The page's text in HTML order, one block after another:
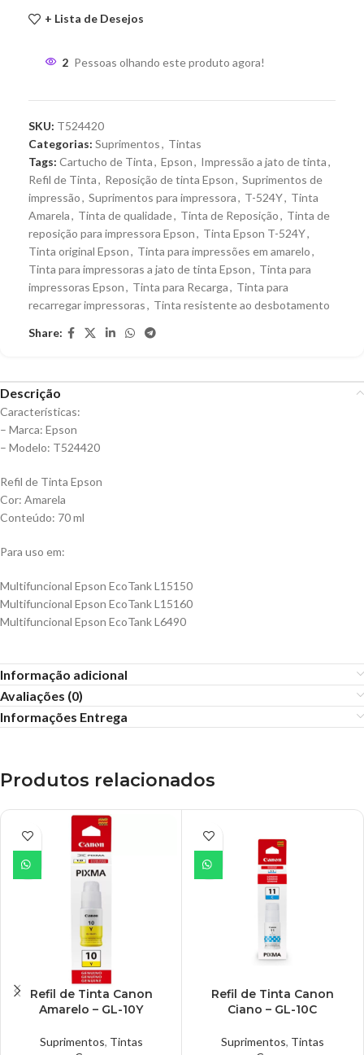
+ Lista de Desejos
2 Pessoas olhando este produto agora!
SKU: T524420
Categorias: Suprimentos, Tintas
Tags: Cartucho de Tinta, Epson, Impressão a jato de tinta,
Refil de Tinta, Reposição de tinta Epson, Suprimentos de
impressão, Suprimentos para impressora, T-524Y, Tinta
Amarela, Tinta de qualidade, Tinta de Reposição, Tinta de
reposição para impressora Epson, Tinta Epson T-524Y,
Tinta original Epson, Tinta para impressões em amarelo,
Tinta para impressoras a jato de tinta Epson, Tinta para
impressoras Epson, Tinta para Recarga, Tinta para
recarregar impressoras, Tinta resistente ao desbotamento
Share:
Descrição
Características:
– Marca: Epson
– Modelo: T524420
Refil de Tinta Epson
Cor: Amarela
Conteúdo: 70 ml
Para uso em:
Multifuncional Epson EcoTank L15150
Multifuncional Epson EcoTank L15160
Multifuncional Epson EcoTank L6490
Informação adicional
Avaliações (0)
Informações Entrega
Produtos relacionados
Refil de Tinta Canon
Amarelo – GL-10Y
Suprimentos, Tintas
Refil de Tinta Canon
Ciano – GL-10C
Suprimentos, Tintas